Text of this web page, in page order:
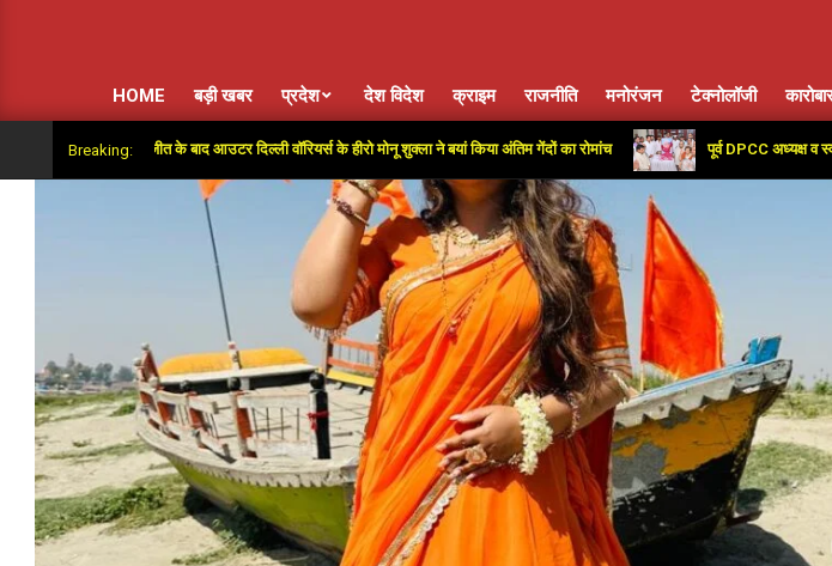
HOME बड़ी खबर प्रदेश देश विदेश क्राइम राजनीति मनोरंजन टेक्नोलॉजी
Breaking:
सुपर ओवर में जीत के बाद आउटर दिल्ली वॉरियर्स के हीरो मोनू शुक्ला ने बयां किया अंतिम गेंदों का रोमांच पूर्व DPCC अध्यक्ष व स्वतंत्रता